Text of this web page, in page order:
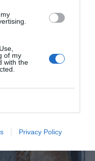
of my
with the
Privacy Policy